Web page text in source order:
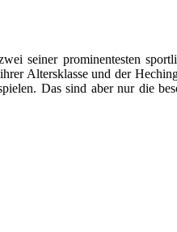
seiner prominentesten
Altersklasse und der
Das sind aber nur die